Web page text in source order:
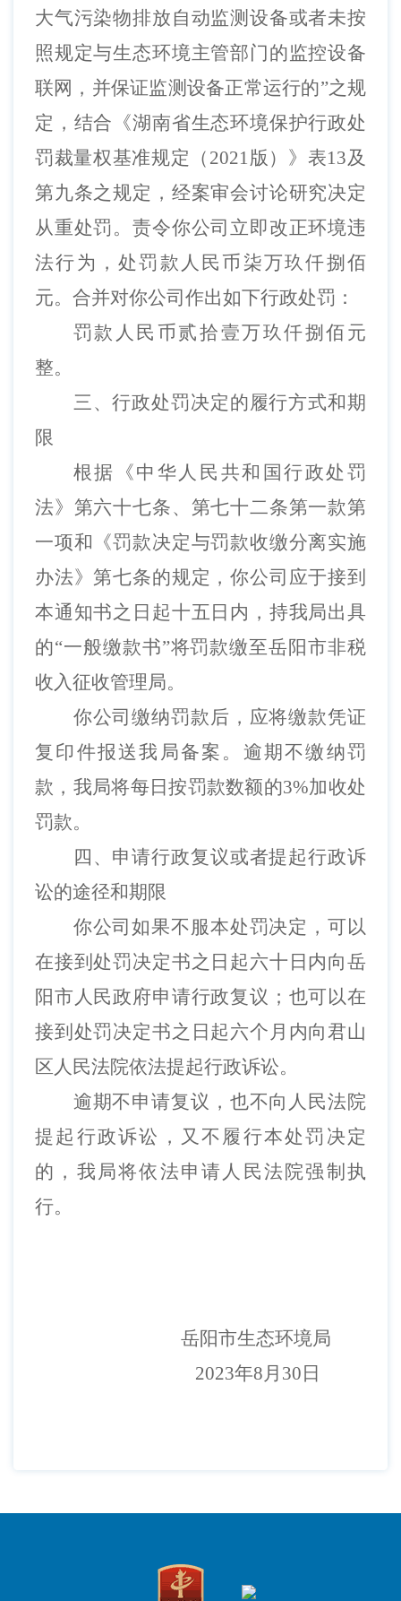
大气污染物排放自动监测设备或者未按
照规定与生态环境主管部门的监控设备
联网，并保证监测设备正常运行的”之规
定，结合《湖南省生态环境保护行政处
罚裁量权基准规定（2021版）》 表13及
第九条之规定，经案审会讨论研究决定
从重处罚。责令你公司立即改正环境违
法行为，处罚款人民币柒万玖仟捌佰
元。合并对你公司作出如下行政处罚：
罚款人民币贰拾壹万玖仟捌佰元
整。
三、行政处罚决定的履行方式和期
限
根据《中华人民共和国行政处罚
法》第六十七条、第七十二条第一款第
一项和《罚款决定与罚款收缴分离实施
办法》第七条的规定，你公司 应于接到
本通知书之日起十五日内，持我局出具
的“一般缴款书”将罚款缴至岳阳市非税
收入征收管理局。
你公司缴纳罚款后，应将缴款凭证
复印件报送我局备案。逾期不缴纳罚
款，我局将每日按罚款数额的3%加收处
罚款。
四、申请行政复议或者提起行政诉
讼的途径和期限
你公司如果不服本处罚决定，可以
在接到处罚决定书之日起六十日内向岳
阳市人民政府申请行政复议；也可以在
接到处罚决定书之日起六个月内向君山
区人民法院依法提起行政诉讼。
逾期不申请复议，也不向人民法院
提起行政诉讼，又不履行本处罚决定
的，我局将依法申请人民法院强制执
行。
岳阳市生态环境局
2023年8月 30 日